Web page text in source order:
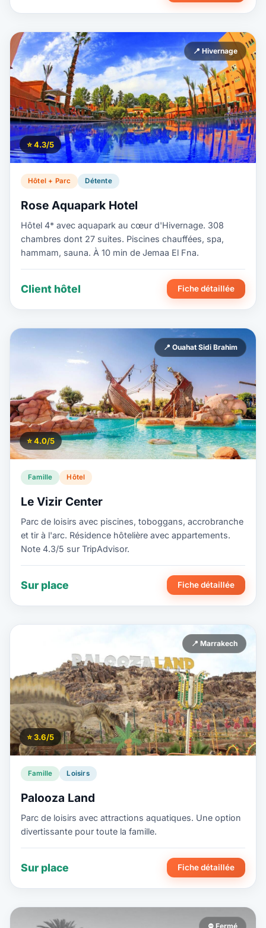
📍 Hivernage
⭐ 4.3/5
Hôtel + Parc Détente
Rose Aquapark Hotel
Hôtel 4* avec aquapark au cœur d'Hivernage. 308
chambres dont 27 suites. Piscines chauffées, spa,
hammam, sauna. À 10 min de Jemaa El Fna.
Client hôtel Fiche détaillée
📍 Ouahat Sidi Brahim
⭐ 4.0/5
Famille Hôtel
Le Vizir Center
Parc de loisirs avec piscines, toboggans, accrobranche
et tir à l'arc. Résidence hôtelière avec appartements.
Note 4.3/5 sur TripAdvisor.
Sur place Fiche détaillée
📍 Marrakech
⭐ 3.6/5
Famille Loisirs
Palooza Land
Parc de loisirs avec attractions aquatiques. Une option
divertissante pour toute la famille.
Sur place Fiche détaillée
⛔ Fermé